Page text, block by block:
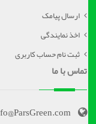
ارسال پیامک
اخذ نمایندگی
ثبت نام حساب کاربری
تماس با ما
info@ParsGreen.com